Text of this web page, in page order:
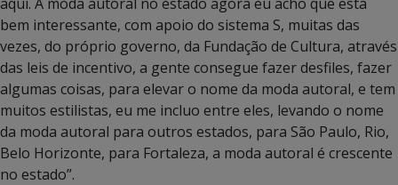
bem interessante, com apoio do sistema S, muitas das
vezes, do próprio governo, da Fundação de Cultura, através
das leis de incentivo, a gente consegue fazer desfiles, fazer
algumas coisas, para elevar o nome da moda autoral, e tem
muitos estilistas, eu me incluo entre eles, levando o nome
da moda autoral para outros estados, para São Paulo, Rio,
Belo Horizonte, para Fortaleza, a moda autoral é crescente
no estado”.